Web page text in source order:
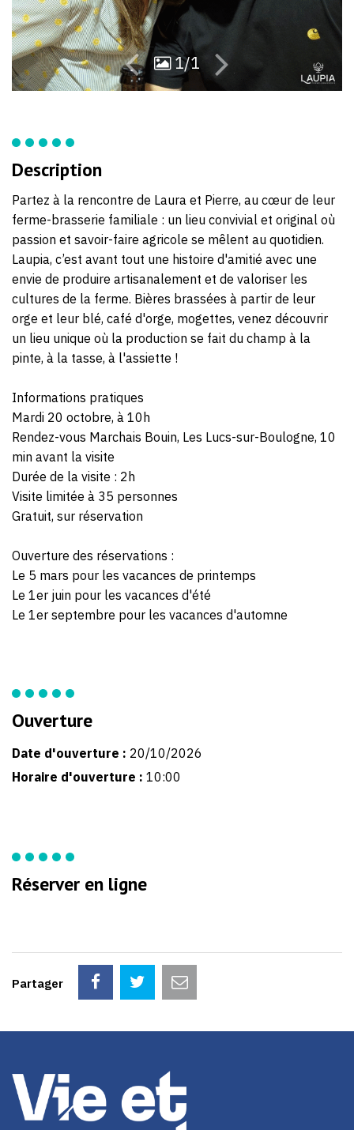
1/1
Description
Partez à la rencontre de Laura et Pierre, au cœur de leur
ferme-brasserie familiale : un lieu convivial et original où
passion et savoir-faire agricole se mêlent au quotidien.
Laupia, c’est avant tout une histoire d'amitié avec une
envie de produire artisanalement et de valoriser les
cultures de la ferme. Bières brassées à partir de leur
orge et leur blé, café d'orge, mogettes, venez découvrir
un lieu unique où la production se fait du champ à la
pinte, à la tasse, à l'assiette !
Informations pratiques
Mardi 20 octobre, à 10h
Rendez-vous Marchais Bouin, Les Lucs-sur-Boulogne, 10
min avant la visite
Durée de la visite : 2h
Visite limitée à 35 personnes
Gratuit, sur réservation
Ouverture des réservations :
Le 5 mars pour les vacances de printemps
Le 1er juin pour les vacances d'été
Le 1er septembre pour les vacances d'automne
Ouverture
Date d'ouverture : 20/10/2026
Horaire d'ouverture : 10:00
Réserver en ligne
Partager